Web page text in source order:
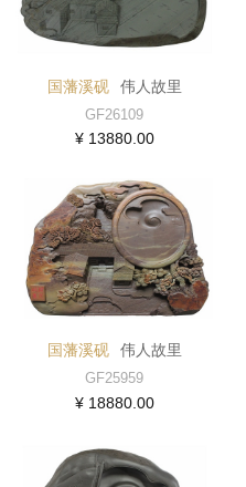
国藩溪砚 伟人故里
GF26109
¥ 13880.00
国藩溪砚 伟人故里
GF25959
¥ 18880.00